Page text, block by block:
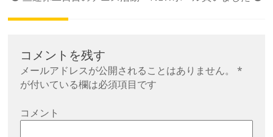
稿
コメントを残す
メールアドレスが公開されることはありません。
*
が付いている欄は必須項目です
コメント